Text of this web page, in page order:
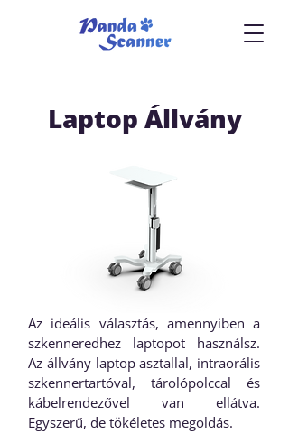
Laptop Állvány
Az ideális választás, amennyiben a
szkenneredhez laptopot használsz.
Az állvány laptop asztallal, intraorális
szkennertartóval, tárolópolccal és
kábelrendezővel van ellátva.
Egyszerű, de tökéletes megoldás.